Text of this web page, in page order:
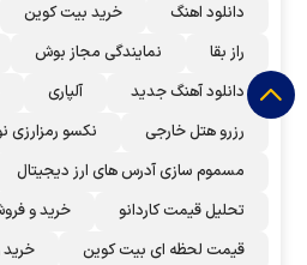
دانلود اهنگ خرید بیت کوین
راز بقا
نمایندگی مجاز بوش
دانلود آهنگ جدید
آلپاری
رزرو هتل خارجی
نکسو رمزارزی
مسموم سازی آدرس های ارز دیجیتال
تحلیل قیمت کاردانو
خرید و
قیمت لحظه ای بیت کوین
خرید